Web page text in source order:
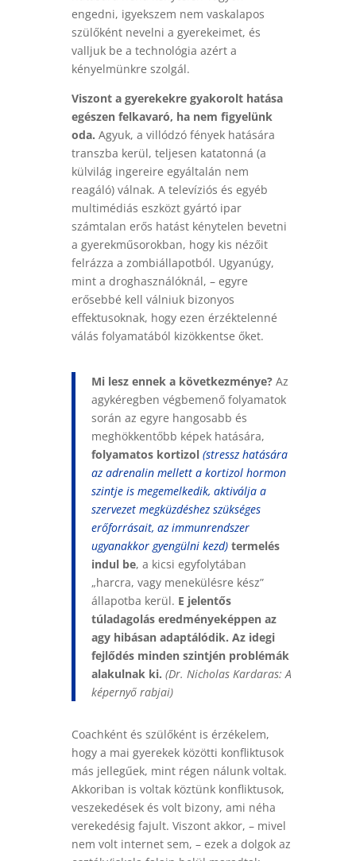
engedni, igyekszem nem vaskalapos
szülőként nevelni a gyerekeimet, és
valljuk be a technológia azért a
kényelmünkre szolgál.
Viszont a gyerekekre gyakorolt hatása
egészen felkavaró, ha nem figyelünk
oda. Agyuk, a villódzó fények hatására
transzba kerül, teljesen katatonná (a
külvilág ingereire egyáltalán nem
reagáló) válnak. A televíziós és egyéb
multimédiás eszközt gyártó ipar
számtalan erős hatást kénytelen bevetni
a gyerekműsorokban, hogy kis nézőit
felrázza a zombiállapotból. Ugyanúgy,
mint a droghasználóknál, – egyre
erősebbé kell válniuk bizonyos
effektusoknak, hogy ezen érzéktelenné
válás folyamatából kizökkentse őket.
Mi lesz ennek a következménye?Az
agykéregben végbemenő folyamatok
során az egyre hangosabb és
meghökkentőbb képek hatására,
folyamatos kortizol(stressz hatására
az adrenalin mellett a kortizol hormon
szintje is megemelkedik, aktiválja a
szervezet megküzdéshez szükséges
erőforrásait, az immunrendszer
ugyanakkor gyengülni kezd) termelés
indul be, a kicsi egyfolytában
„harcra, vagy menekülésre kész”
állapotba kerül. E jelentős
túladagolás eredményeképpen az
agy hibásan adaptálódik. Az idegi
fejlődés minden szintjén problémák
alakulnak ki. (Dr. Nicholas Kardaras: A
képernyő rabjai)
Coachként és szülőként is érzékelem,
hogy a mai gyerekek közötti konfliktusok
más jellegűek, mint régen nálunk voltak.
Akkoriban is voltak köztünk konfliktusok,
veszekedések és volt bizony, ami néha
verekedésig fajult. Viszont akkor, – mivel
nem volt internet sem, – ezek a dolgok az